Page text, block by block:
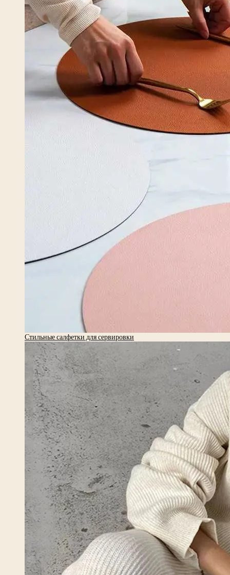
Стильные салфетки для сервировки